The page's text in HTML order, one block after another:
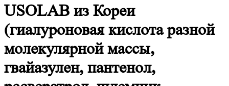
USOLAB из Кореи
(гиалуроновая кислота разной
молекулярной массы,
гвайазулен, пантенол,